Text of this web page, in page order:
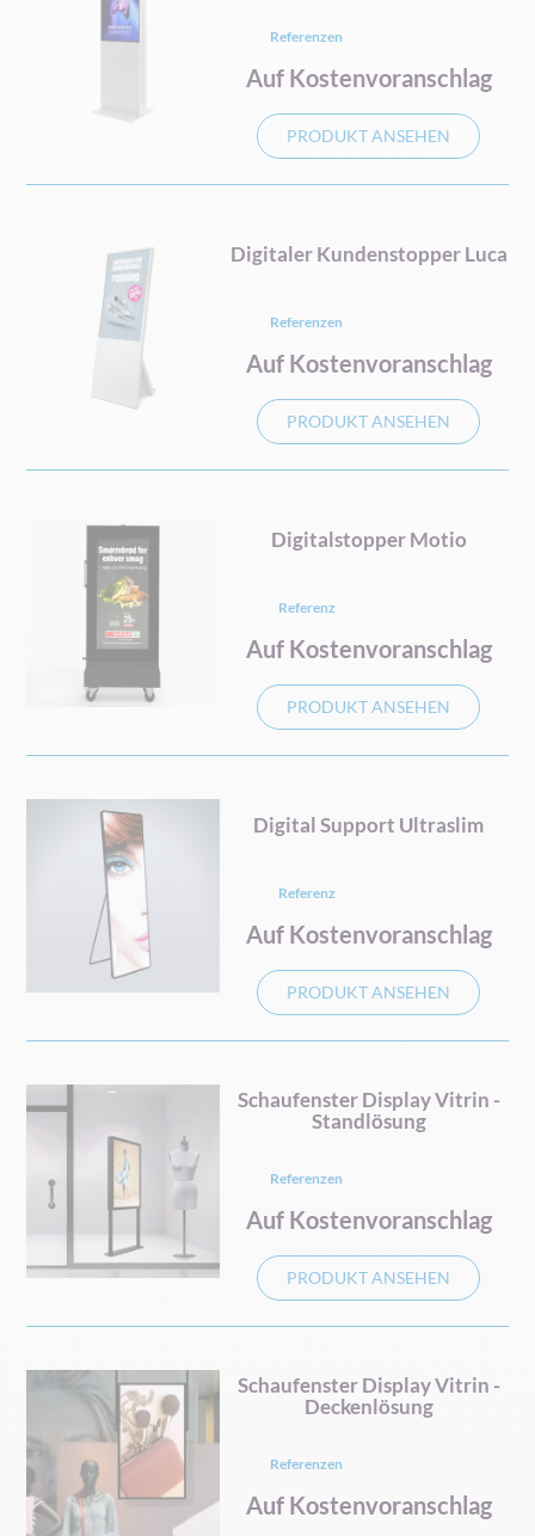
Referenzen
Auf Kostenvoranschlag
PRODUKT ANSEHEN
Digitaler Kundenstopper Luca
Referenzen
Auf Kostenvoranschlag
PRODUKT ANSEHEN
Digitalstopper Motio
Referenz
Auf Kostenvoranschlag
PRODUKT ANSEHEN
Digital Support Ultraslim
Referenz
Auf Kostenvoranschlag
PRODUKT ANSEHEN
Schaufenster Display Vitrin -
Standlösung
Referenzen
Auf Kostenvoranschlag
PRODUKT ANSEHEN
Schaufenster Display Vitrin -
Deckenlösung
Referenzen
Auf Kostenvoranschlag